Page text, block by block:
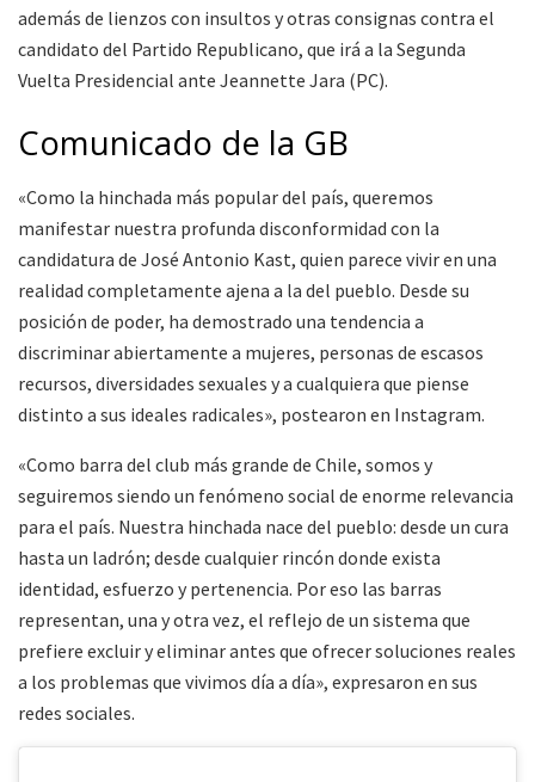
además de lienzos con insultos y otras consignas contra el
candidato del Partido Republicano, que irá a la Segunda
Vuelta Presidencial ante Jeannette Jara (PC).
Comunicado de la GB
«Como la hinchada más popular del país, queremos
manifestar nuestra profunda disconformidad con la
candidatura de José Antonio Kast, quien parece vivir en una
realidad completamente ajena a la del pueblo. Desde su
posición de poder, ha demostrado una tendencia a
discriminar abiertamente a mujeres, personas de escasos
recursos, diversidades sexuales y a cualquiera que piense
distinto a sus ideales radicales», postearon en Instagram.
«Como barra del club más grande de Chile, somos y
seguiremos siendo un fenómeno social de enorme relevancia
para el país. Nuestra hinchada nace del pueblo: desde un cura
hasta un ladrón; desde cualquier rincón donde exista
identidad, esfuerzo y pertenencia. Por eso las barras
representan, una y otra vez, el reflejo de un sistema que
prefiere excluir y eliminar antes que ofrecer soluciones reales
a los problemas que vivimos día a día», expresaron en sus
redes sociales.